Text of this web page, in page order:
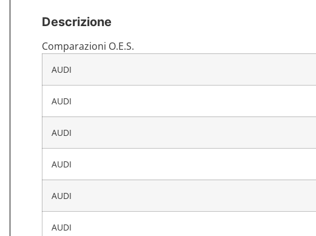
Descrizione
Comparazioni O.E.S.
AUDI
AUDI
AUDI
AUDI
AUDI
AUDI